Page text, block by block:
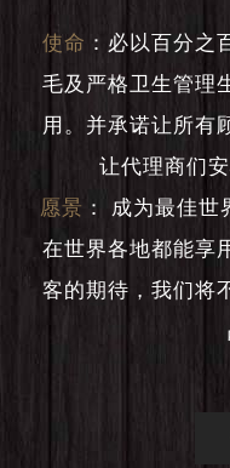
使命 ： 必以百分之
毛及严格卫生管理
用。并承诺让所有
让代理商们
愿景 ：
成为最佳世
在世界各地都能享
客的期待，我们将